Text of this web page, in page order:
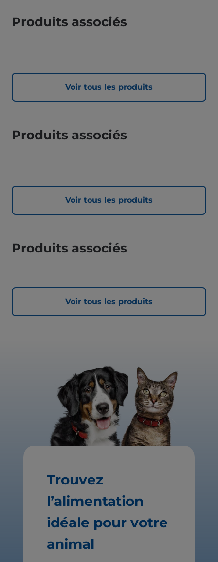
Produits associés
Voir tous les produits
Produits associés
Voir tous les produits
Produits associés
Voir tous les produits
Trouvez
l’alimentation
idéale pour votre
animal